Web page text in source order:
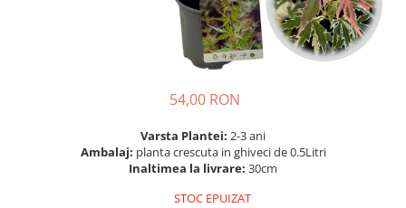
Bulbi de Ranunculus
54,00 RON
Varsta Plantei: 2-3 ani
Ambalaj: planta crescuta in ghiveci de 0.5Litri
Inaltimea la livrare: 30cm
STOC EPUIZAT